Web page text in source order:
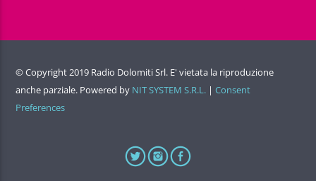
© Copyright 2019 Radio Dolomiti Srl. E' vietata la riproduzione
anche parziale. Powered by NIT SYSTEM S.R.L. | Consent
Preferences